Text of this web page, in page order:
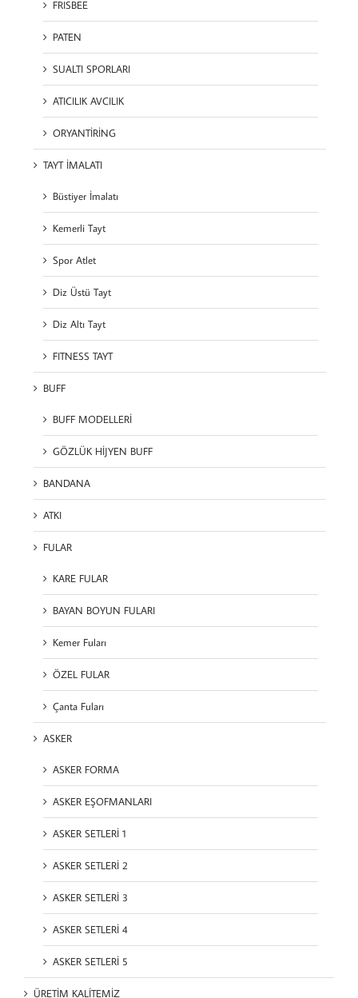
FRISBEE
PATEN
SUALTI SPORLARI
ATICILIK AVCILIK
ORYANTİRİNG
TAYT İMALATI
Büstiyer İmalatı
Kemerli Tayt
Spor Atlet
Diz Üstü Tayt
Diz Altı Tayt
FITNESS TAYT
BUFF
BUFF MODELLERİ
GÖZLÜK HİJYEN BUFF
BANDANA
ATKI
FULAR
KARE FULAR
BAYAN BOYUN FULARI
Kemer Fuları
ÖZEL FULAR
Çanta Fuları
ASKER
ASKER FORMA
ASKER EŞOFMANLARI
ASKER SETLERİ 1
ASKER SETLERİ 2
ASKER SETLERİ 3
ASKER SETLERİ 4
ASKER SETLERİ 5
ÜRETİM KALİTEMİZ